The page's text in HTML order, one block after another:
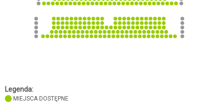
Legenda:
MIEJSCA DOSTĘPNE